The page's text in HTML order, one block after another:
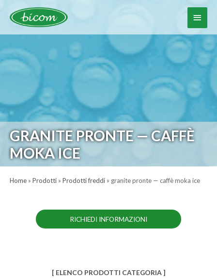
contenuto
Menu
GRANITE PRONTE — CAFFÈ
MOKA ICE
Home » Prodotti » Prodotti freddi » granite pronte — caffè moka ice
RICHIEDI INFORMAZIONI
[ ELENCO PRODOTTI CATEGORIA ]